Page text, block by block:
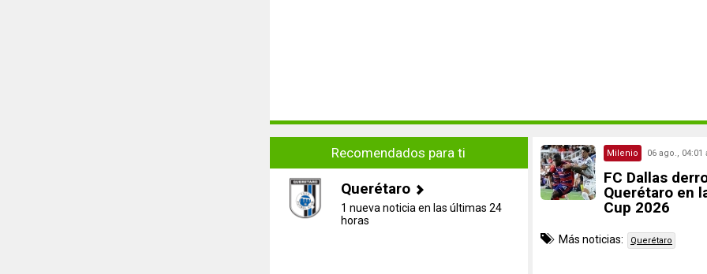
Recomendados para ti
Querétaro
1 nueva noticia en las últimas 24
horas
Milenio 06 ago., 04:01
FC Dallas
Querétaro en
Cup 2026
Más noticias: Querétaro